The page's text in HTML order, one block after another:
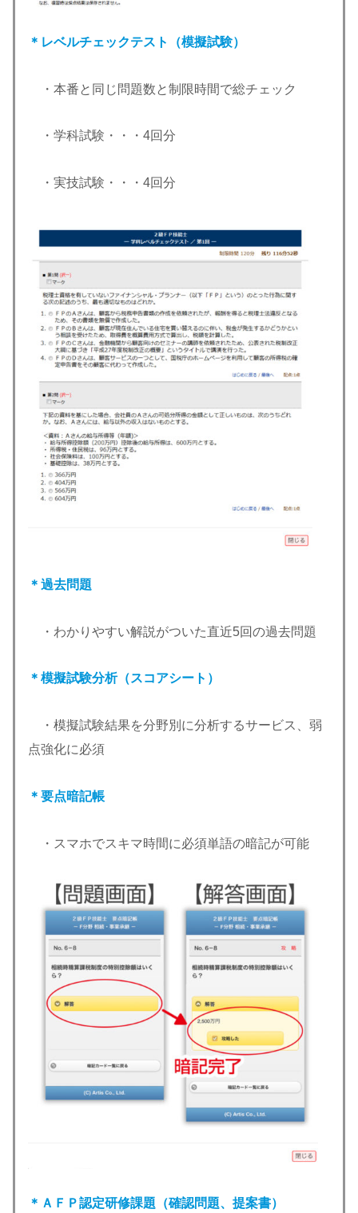
＊レベルチェックテスト（模擬試験）
・本番と同じ問題数と制限時間で総チェック
・学科試験・・・4回分
・実技試験・・・4回分
＊過去問題
・わかりやすい解説がついた直近5回の過去問題
＊模擬試験分析（スコアシート）
・模擬試験結果を分野別に分析するサービス、弱
点強化に必須
＊要点暗記帳
・スマホでスキマ時間に必須単語の暗記が可能
＊ＡＦＰ認定研修課題（確認問題、提案書）